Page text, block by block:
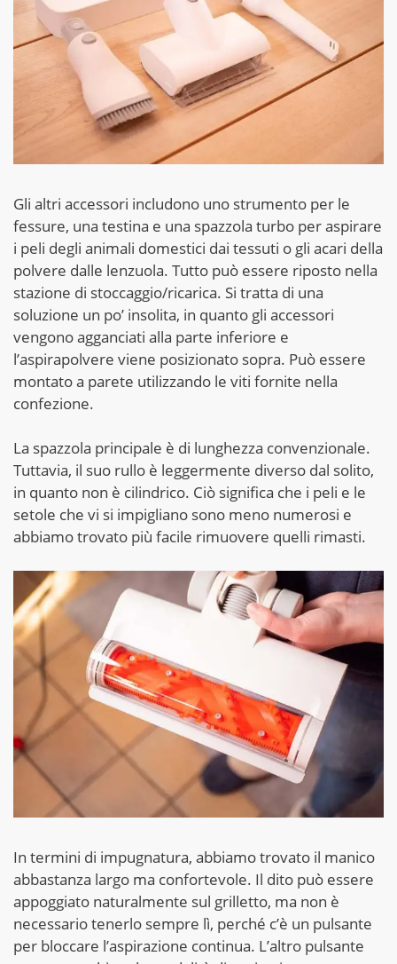
Gli altri accessori includono uno strumento per le
fessure, una testina e una spazzola turbo per aspirare
i peli degli animali domestici dai tessuti o gli acari della
polvere dalle lenzuola. Tutto può essere riposto nella
stazione di stoccaggio/ricarica. Si tratta di una
soluzione un po’ insolita, in quanto gli accessori
vengono agganciati alla parte inferiore e
l’aspirapolvere viene posizionato sopra. Può essere
montato a parete utilizzando le viti fornite nella
confezione.
La spazzola principale è di lunghezza convenzionale.
Tuttavia, il suo rullo è leggermente diverso dal solito,
in quanto non è cilindrico. Ciò significa che i peli e le
setole che vi si impigliano sono meno numerosi e
abbiamo trovato più facile rimuovere quelli rimasti.
In termini di impugnatura, abbiamo trovato il manico
abbastanza largo ma confortevole. Il dito può essere
appoggiato naturalmente sul grilletto, ma non è
necessario tenerlo sempre lì, perché c’è un pulsante
per bloccare l’aspirazione continua. L’altro pulsante